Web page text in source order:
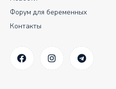
Форум для беременных
Контакты